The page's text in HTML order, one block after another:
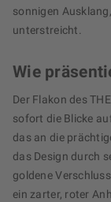
sonnigen
unterstreicht.
Wie
Der Flakon des
sofort die Blicke
das an die
das Design durch
goldene
ein zarter, roter